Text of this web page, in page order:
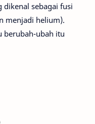
dikenal sebagai fusi
menjadi helium).
berubah-ubah itu